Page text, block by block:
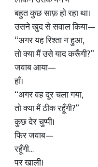
बहुत कुछ साफ़ हो रहा था।
उसने खुद से सवाल किया—
“अगर यह रिश्ता न हुआ,
तो क्या मैं उसे याद करूँगी?”
जवाब आया—
हाँ।
“अगर वह दूर चला गया,
तो क्या मैं ठीक रहूँगी?”
कुछ देर चुप्पी।
फिर जवाब—
रहूँगी…
पर खाली।